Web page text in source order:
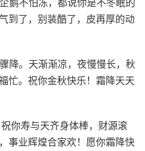
到了，别装酷了，皮再厚的动
降。天渐渐凉，夜慢慢长，秋
忙。祝你金秋快乐！霜降天天
你寿与天齐身体棒，财源滚
事业辉煌合家欢！愿你霜降快